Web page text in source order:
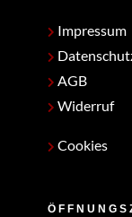
Impressum
AGB
Widerruf
Cookies